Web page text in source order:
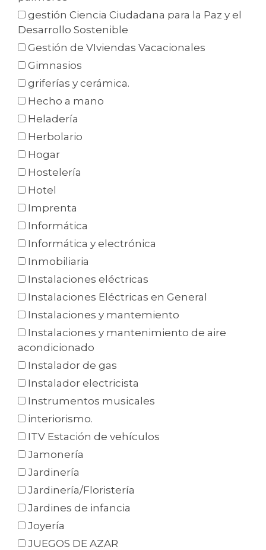
gestión Ciencia Ciudadana para la Paz y el
Desarrollo Sostenible
Gestión de VIviendas Vacacionales
Gimnasios
griferías y cerámica.
Hecho a mano
Heladería
Herbolario
Hogar
Hostelería
Hotel
Imprenta
Informática
Informática y electrónica
Inmobiliaria
Instalaciones eléctricas
Instalaciones Eléctricas en General
Instalaciones y mantemiento
Instalaciones y mantenimiento de aire
acondicionado
Instalador de gas
Instalador electricista
Instrumentos musicales
interiorismo.
ITV Estación de vehículos
Jamonería
Jardinería
Jardinería/Floristería
Jardines de infancia
Joyería
JUEGOS DE AZAR